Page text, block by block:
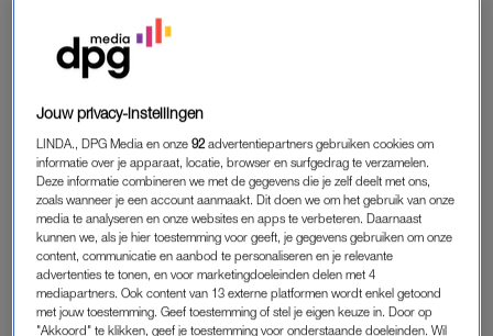
Redacteur Jujube verloor vierenhalf jaar geleden haar vader,
sindsdien betekent de periode rond de derde zondag van juni
VADERDAG
Mijn vader hield van Vaderdag. Elk jaar fabriceerden mijn zus
en ik een zelfgemaakte kaart en zochten we zorgvuldig een
cadeautje uit. Het hoefde niet groots te zijn, maar juist iets wat
hij graag wilde hebben. Vaak kwamen we uit bij een boek. Een
jaar kreeg hij een tegoedbon voor pantoffels die hij zelf mocht
uitzoeken. Hij ging op zoek naar de perfecte exemplaren die
Jouw privacy-instellingen
LINDA., DPG Media en onze92 advertentiepartners gebruiken cookies om
informatie over je apparaat, locatie, browser en surfgedrag te verzamelen.
Deze informatie combineren we met de gegevens die je zelf deelt met ons,
zoals wanneer je een account aanmaakt. Dit doen we om het gebruik van onze
media te analyseren en onze websites en apps te verbeteren. Daarnaast
kunnen we, als je hier toestemming voor geeft, je gegevens gebruiken om onze
content, communicatie en aanbod te personaliseren en je relevante
advertenties te tonen, en voor marketingdoeleinden delen met 4
mediapartners. Ook content van 13 externe platformen wordt enkel getoond
met jouw toestemming. Geef toestemming of stel je eigen keuze in. Door op
"Akkoord" te klikken, geef je toestemming voor onderstaande doeleinden. Wil